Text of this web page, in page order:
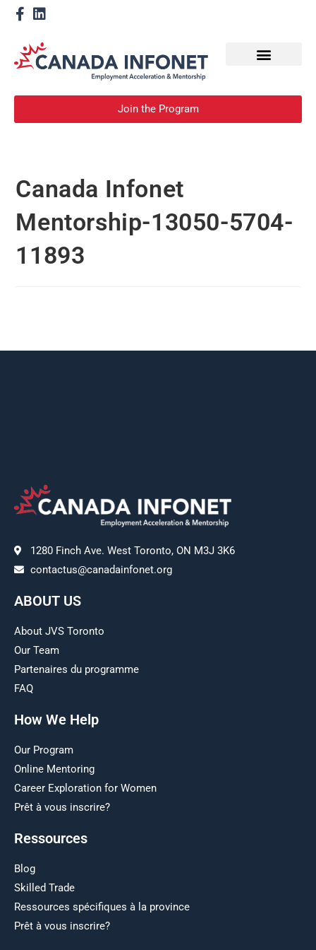
Join the Program
Canada Infonet
Mentorship-13050-5704-
11893
1280 Finch Ave. West Toronto, ON M3J 3K6
contactus@canadainfonet.org
ABOUT US
About JVS Toronto
Our Team
Partenaires du programme
FAQ
How We Help
Our Program
Online Mentoring
Career Exploration for Women
Prêt à vous inscrire?
Ressources
Blog
Skilled Trade
Ressources spécifiques à la province
Prêt à vous inscrire?